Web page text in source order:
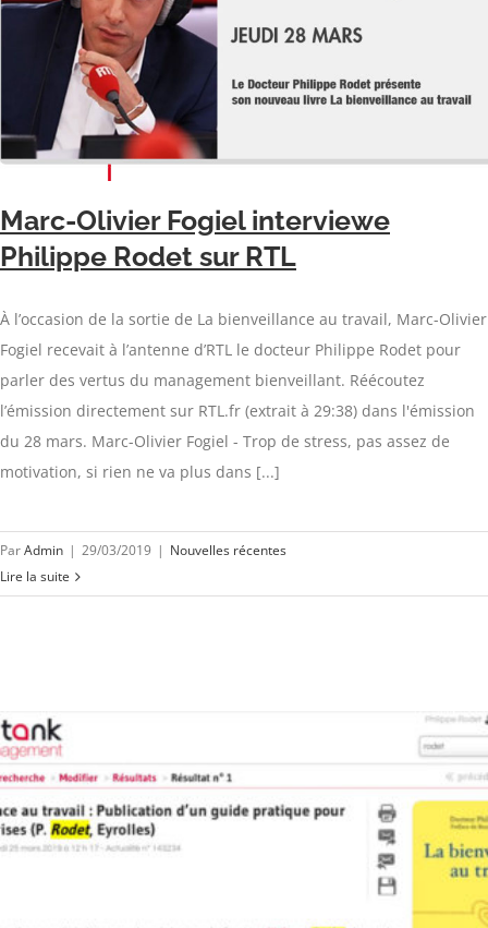
Marc-Olivier Fogiel interviewe
Philippe Rodet sur RTL
À l’occasion de la sortie de La bienveillance au travail, Marc-Olivier
Fogiel recevait à l’antenne d’RTL le docteur Philippe Rodet pour
parler des vertus du management bienveillant. Réécoutez
l’émission directement sur RTL.fr (extrait à 29:38) dans l'émission
du 28 mars. Marc-Olivier Fogiel - Trop de stress, pas assez de
motivation, si rien ne va plus dans [...]
ParAdmin | 29/03/2019 | Nouvelles récentes
Lire la suite